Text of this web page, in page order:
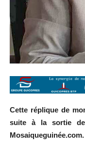
Cette réplique de
suite à la sortie